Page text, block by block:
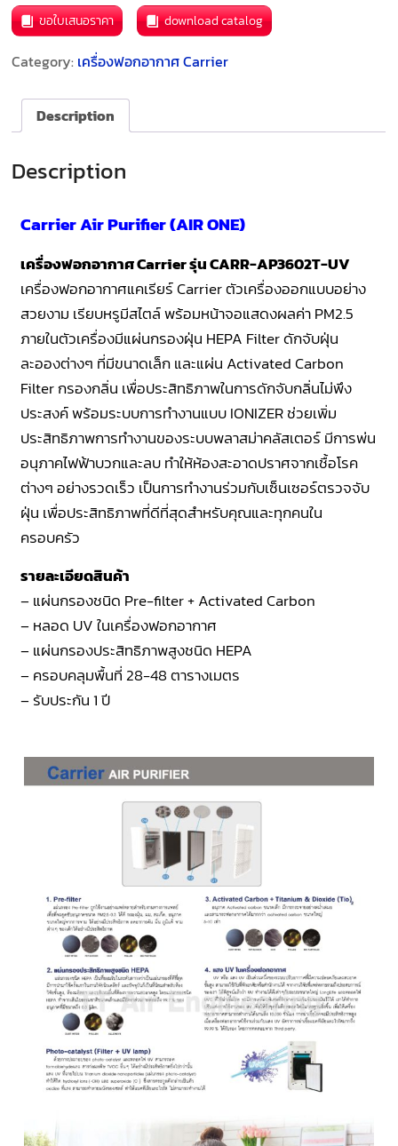
ขอใบเสนอราคา download catalog
Category: เครื่องฟอกอากาศ Carrier
Description
Description
Carrier Air Purifier (AIR ONE)
เครื่องฟอกอากาศ Carrier รุ่น CARR-AP3602T-UV
เครื่องฟอกอากาศแคเรียร์ Carrier ตัวเครื่องออกแบบอย่าง
สวยงาม เรียบหรูมีสไตล์ พร้อมหน้าจอแสดงผลค่า PM2.5
ภายในตัวเครื่องมีแผ่นกรองฝุ่น HEPA Filter ดักจับฝุ่น
ละอองต่างๆ ที่มีขนาดเล็ก และแผ่น Activated Carbon
Filter กรองกลิ่น เพื่อประสิทธิภาพในการดักจับกลิ่นไม่พึง
ประสงค์ พร้อมระบบการทำงานแบบ IONIZER ช่วยเพิ่ม
ประสิทธิภาพการทำงานของระบบพลาสม่าคลัสเตอร์ มีการพ่น
อนุภาคไฟฟ้าบวกและลบ ทำให้ห้องสะอาดปราศจากเชื้อโรค
ต่างๆ อย่างรวดเร็ว เป็นการทำงานร่วมกับเซ็นเซอร์ตรวจจับ
ฝุ่น เพื่อประสิทธิภาพที่ดีที่สุดสำหรับคุณและทุกคนใน
ครอบครัว
รายละเอียดสินค้า
– แผ่นกรองชนิด Pre-filter + Activated Carbon
– หลอด UV ในเครื่องฟอกอากาศ
– แผ่นกรองประสิทธิภาพสูงชนิด HEPA
– ครอบคลุมพื้นที่ 28-48 ตารางเมตร
– รับประกัน 1 ปี